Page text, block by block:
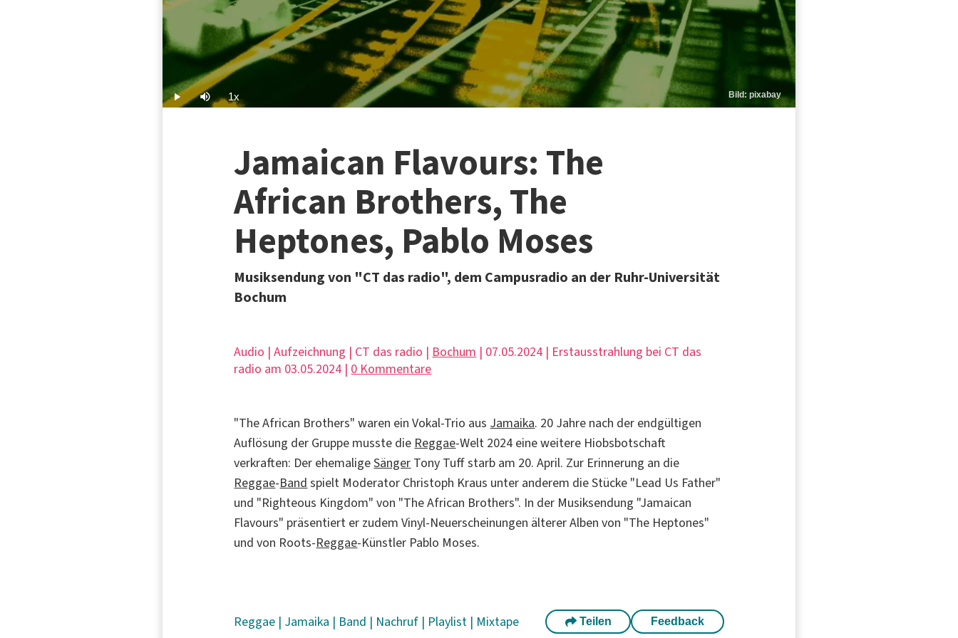
Play Mute 1xPlayback
Rate
Bild: pixabay
Jamaican Flavours: The
African Brothers, The
Heptones, Pablo Moses
Musiksendung von "CT das radio", dem Campusradio an der Ruhr-Universität
Bochum
Audio | Aufzeichnung | CT das radio | Bochum | 07.05.2024 | Erstausstrahlung bei CT das
radio am 03.05.2024 | 0 Kommentare
"The African Brothers" waren ein Vokal-Trio aus Jamaika. 20 Jahre nach der endgültigen
Auflösung der Gruppe musste die Reggae-Welt 2024 eine weitere Hiobsbotschaft
verkraften: Der ehemaligeSänger Tony Tuff starb am 20. April. Zur Erinnerung an die
Reggae-Band spielt Moderator Christoph Kraus unter anderem die Stücke "Lead Us Father"
und "Righteous Kingdom" von "The African Brothers". In der Musiksendung "Jamaican
Flavours" präsentiert er zudem Vinyl-Neuerscheinungen älterer Alben von "The Heptones"
und von Roots-Reggae-Künstler Pablo Moses.
Reggae | Jamaika | Band | Nachruf | Playlist | Mixtape Teilen Feedback